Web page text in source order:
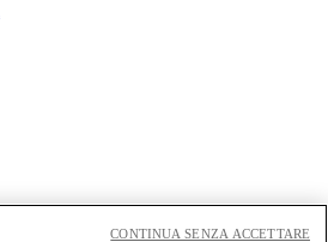
CONTINUA SENZA ACCETTARE